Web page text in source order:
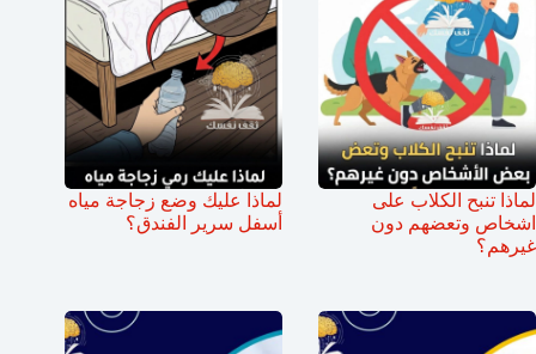
لماذا تنبح الكلاب على
اشخاص وتعضهم دون
غيرهم؟
لماذا عليك وضع زجاجة مياه
أسفل سرير الفندق؟